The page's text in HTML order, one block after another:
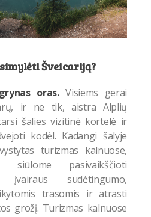
Šveicariją?
oras. Visiems gerai
ir ne tik, aistra Alplių
šalies vizitinė kortelė ir
kodėl. Kadangi šalyje
turizmas kalnuose,
siūlome pasivaikščioti
įvairaus sudėtingumo,
trasomis ir atrasti
grožį. Turizmas kalnuose